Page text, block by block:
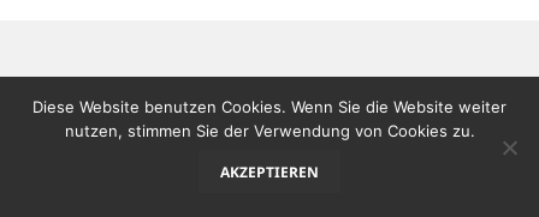
Diese Website benutzen Cookies. Wenn Sie die Website weiter
nutzen, stimmen Sie der Verwendung von Cookies zu.
AKZEPTIEREN